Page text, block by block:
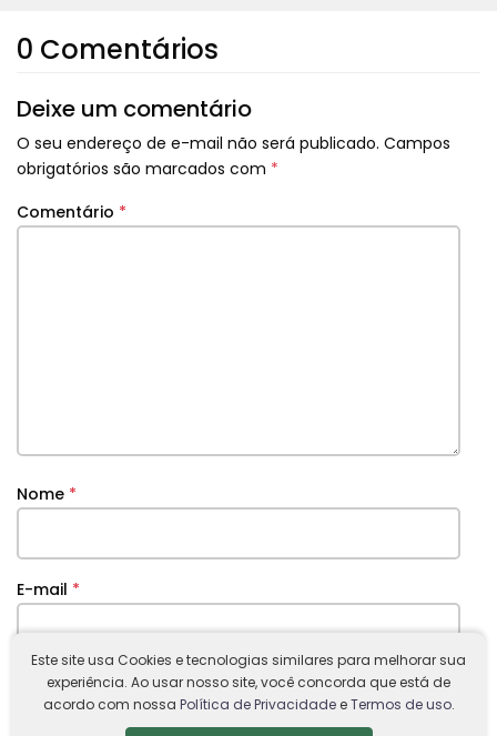
0 Comentários
Deixe um comentário
O seu endereço de e-mail não será publicado. Campos
obrigatórios são marcados com *
Comentário *
Nome *
E-mail *
Este site usa Cookies e tecnologias similares para melhorar sua
experiência. Ao usar nosso site, você concorda que está de
acordo com nossa Política de PrivacidadeeTermos de uso.